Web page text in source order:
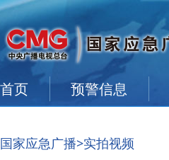
首页 预警信息
国家应急广播>实拍视频